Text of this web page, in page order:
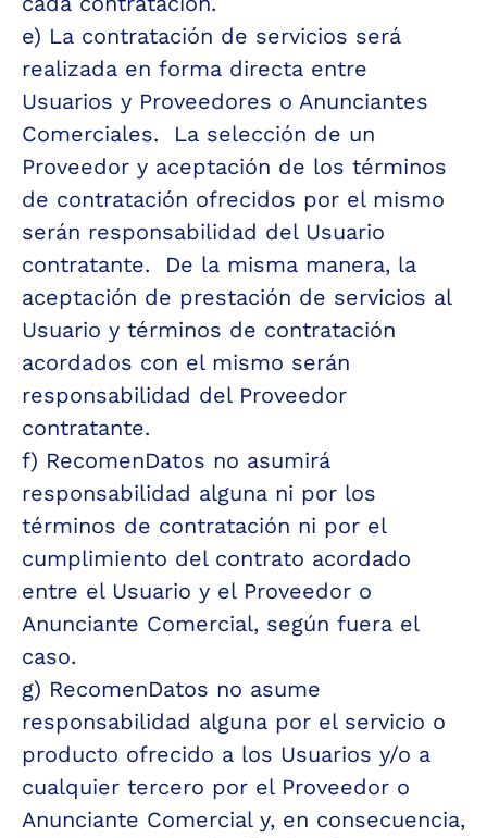
e) La contratación de servicios será
realizada en forma directa entre
Usuarios y Proveedores o Anunciantes
Comerciales.  La selección de un
Proveedor y aceptación de los términos
de contratación ofrecidos por el mismo
serán responsabilidad del Usuario
contratante.  De la misma manera, la
aceptación de prestación de servicios al
Usuario y términos de contratación
acordados con el mismo serán
responsabilidad del Proveedor
contratante.
f) RecomenDatos no asumirá
responsabilidad alguna ni por los
términos de contratación ni por el
cumplimiento del contrato acordado
entre el Usuario y el Proveedor o
Anunciante Comercial, según fuera el
caso.
g) RecomenDatos no asume
responsabilidad alguna por el servicio o
producto ofrecido a los Usuarios y/o a
cualquier tercero por el Proveedor o
Anunciante Comercial y, en consecuencia,